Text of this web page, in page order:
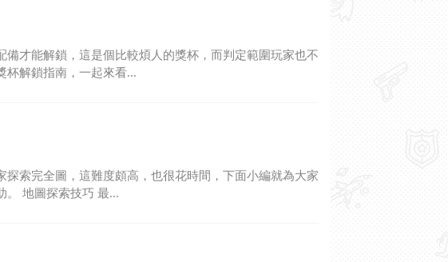
備才能解鎖，這是個比較煩人的獎杯，而判定範圍玩家也不
杯解鎖指南，一起來看...
探索完全圖，這難度頗高，也很花時間，下面小編就為大家
。 地圖探索技巧 最...